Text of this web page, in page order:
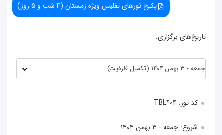
پکیج تورهای تفلیس ویژه زمستان (4 شب و 5 روز)
تاریخ‌های برگزاری:
کد تور: TBL404
شروع: جمعه - ۳ بهمن ۱۴۰۴